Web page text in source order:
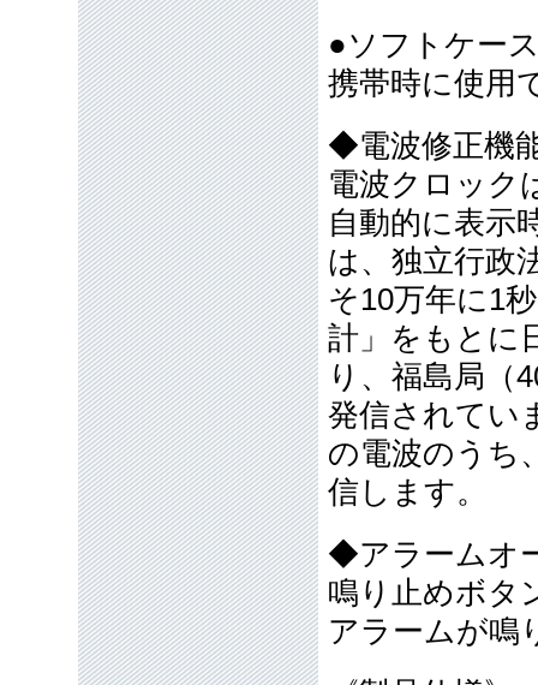
●ソフトケー
携帯時に使用
◆電波修正機
電波クロック
自動的に表示
は、独立行政
そ10万年に1
計」をもとに
り、福島局（
発信されてい
の電波のうち
信します。
◆アラームオ
鳴り止めボタ
アラームが鳴